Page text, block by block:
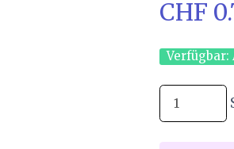
CHF
Verfügbar: